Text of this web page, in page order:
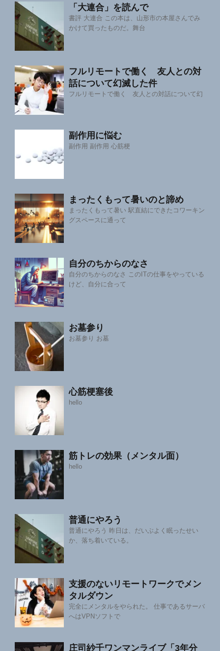
「大連合」を読んで
書評 大連合 この本は、山形市の本屋さんでみ
かけて買ったものだ。舞台
フルリモートで働く 友人との対
話について幻滅した件
フルリモートで働く 友人との対話について幻
副作用に悩む
副作用 副作用 心筋梗
まったくもって暑いのと諦め
まったくもって暑い 駅直結にできたコワーキン
グスペースに通って
自分のちからのなさ
自分のちからのなさ このITの仕事をやっている
けど、自分に合って
お墓参り
お墓参り お墓
心筋梗塞後
hello
筋トレの効果（メンタル面）
hello
普通にやろう
普通にやろう 昨日は、だいぶよく眠ったせい
か、落ち着いている。
支援のないリモートワークでメン
タルダウン
完全にメンタルをやられた。 仕事であるサーバ
へはVPNソフトで
庄司紗千ワンマンライブ「3年分